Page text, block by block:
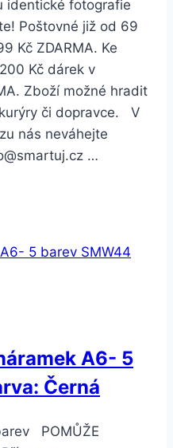
identické fotografie
Poštovné již od 69
Kč ZDARMA. Ke
Kč dárek v
Zboží možné hradit
či dopravce. V
nás neváhejte
…
A6- 5
Černá
POMŮŽE